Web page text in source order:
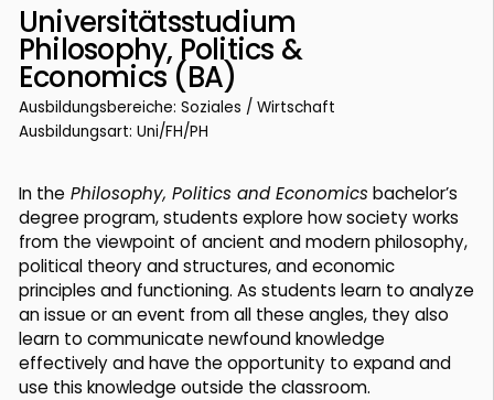
Universitätsstudium
Philosophy, Politics &
Economics (BA)
Ausbildungsbereiche: Soziales / Wirtschaft
Ausbildungsart: Uni/FH/PH
In the Philosophy, Politics and Economics bachelor’s
degree program, students explore how society works
from the viewpoint of ancient and modern philosophy,
political theory and structures, and economic
principles and functioning. As students learn to analyze
an issue or an event from all these angles, they also
learn to communicate newfound knowledge
effectively and have the opportunity to expand and
use this knowledge outside the classroom.